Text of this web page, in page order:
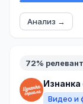
Анализ →
72%
Изнанка
Видео и